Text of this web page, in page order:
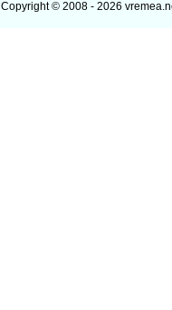
Copyright © 2008 - 2026